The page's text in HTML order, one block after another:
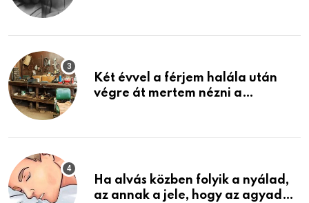
Két évvel a férjem halála után
végre át mertem nézni a
életemet
Ha alvás közben folyik a nyálad,
az annak a jele, hogy az agyad…